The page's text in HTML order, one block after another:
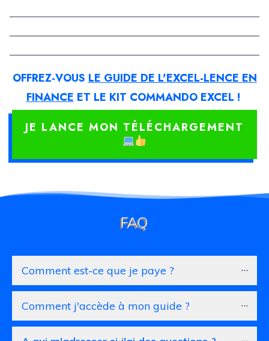
OFFREZ-VOUS LE GUIDE DE L'EXCEL-LENCE EN
FINANCE ET LE KIT COMMANDO EXCEL !
JE LANCE MON TÉLÉCHARGEMENT
FAQ
Comment est-ce que je paye ?
Comment j'accède à mon guide ?